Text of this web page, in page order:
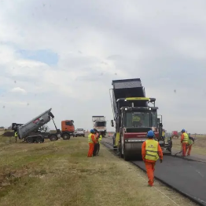
Economía y campo
Sociedad y tiempo libre